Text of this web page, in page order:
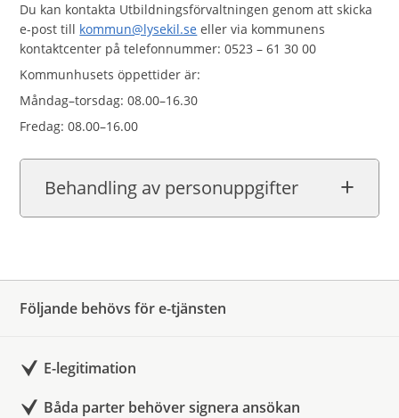
Du kan kontakta Utbildningsförvaltningen genom att skicka
e-post till kommun@lysekil.se eller via kommunens
kontaktcenter på telefonnummer: 0523 – 61 30 00
Kommunhusets öppettider är:
Måndag–torsdag: 08.00–16.30
Fredag: 08.00–16.00
Behandling av personuppgifter
Följande behövs för e-tjänsten
E-legitimation
Båda parter behöver signera ansökan